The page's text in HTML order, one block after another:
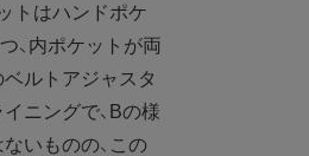
トはハンドポケ
、内ポケットが両
ルトアジャスタ
ニングで、Bの様
いものの、この